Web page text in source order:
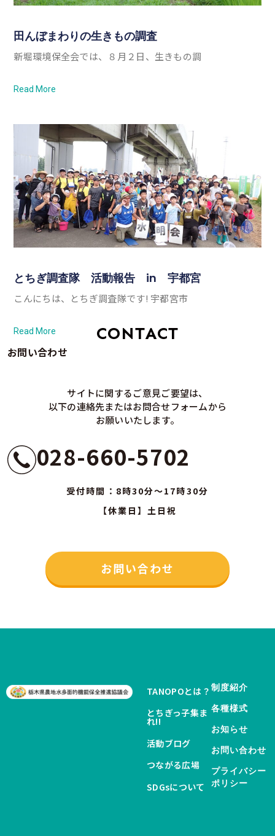
田んぼまわりの生きもの調査
新堀環境保全会では、８月２日、生きもの調
Read More
とちぎ調査隊 活動報告 in 宇都宮
こんにちは、とちぎ調査隊です! 宇都宮市
Read More CONTACT
お問い合わせ
サイトに関するご意見ご要望は、
以下の連絡先またはお問合せフォームから
お願いいたします。
028-660-5702
受付時間：8時30分～17時30分
【休業日】土日祝
お問い合わせ
TANOPOとは？
とちぎっ子集ま
れ!!
活動ブログ
つながる広場
SDGsについて
制度紹介
各種様式
お知らせ
お問い合わせ
プライバシー
ポリシー